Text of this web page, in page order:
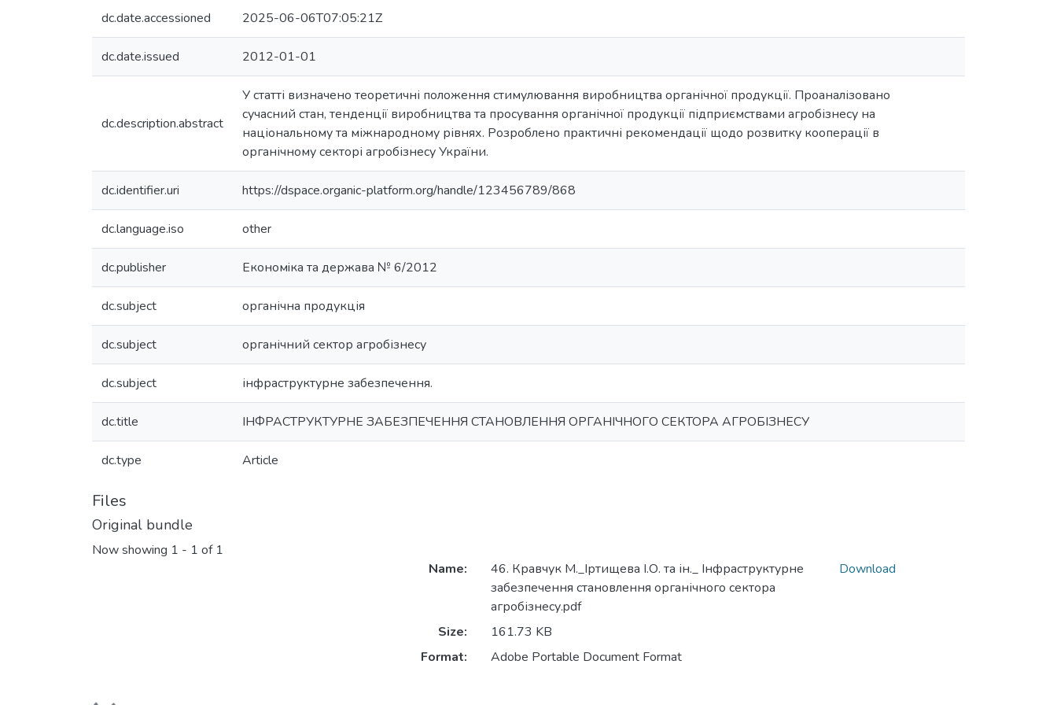
dc.date.accessioned 2025-06-06T07:05:21Z
dc.date.issued 2012-01-01
dc.description.abstract
У статті визначено теоретичні положення стимулювання виробництва органічної продукції. Проаналізовано
сучасний стан, тенденції виробництва та просування органічної продукції підприємствами агробізнесу на
національному та міжнародному рівнях. Розроблено практичні рекомендації щодо розвитку кооперації в
органічному секторі агробізнесу України.
dc.identifier.uri https://dspace.organic-platform.org/handle/123456789/868
dc.language.iso other
dc.publisher Економiка та держава № 6/2012
dc.subject органічна продукція
dc.subject органічний сектор агробізнесу
dc.subject інфраструктурне забезпечення.
dc.title ІНФРАСТРУКТУРНЕ ЗАБЕЗПЕЧЕННЯ СТАНОВЛЕННЯ ОРГАНІЧНОГО СЕКТОРА АГРОБІЗНЕСУ
dc.type Article
Files
Original bundle
Now showing 1 - 1 of 1
Name:
46. Кравчук М._Іртищева І.О. та ін._ Інфраструктурне
забезпечення становлення органічного сектора
агробізнесу.pdf
Size:
161.73 KB
Format:
Adobe Portable Document Format
Download